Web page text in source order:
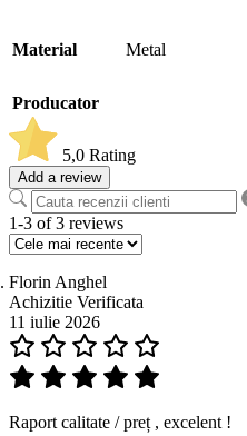
Material Metal
Producator
5,0 Rating
Add a review
1-3 of 3 reviews
Florin Anghel
Achizitie Verificata
11 iulie 2026
Raport calitate / preț , excelent !